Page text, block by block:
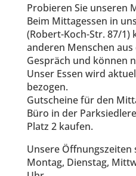
Probieren Sie unseren
Beim Mittagessen in
(Robert-Koch-Str. 87/1)
anderen Menschen
Gespräch und können
Unser Essen wird
bezogen.
Gutscheine für den
Büro in der
Platz 2 kaufen.
Unsere Öffnungszeiten
Montag, Dienstag,